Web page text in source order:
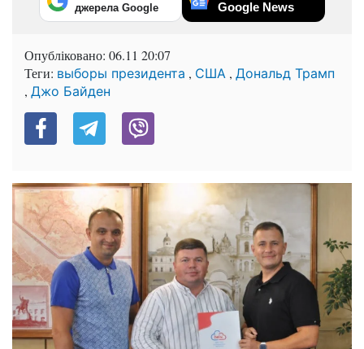
джерела Google Google News
Опубліковано: 06.11 20:07
Теги: выборы президента , США , Дональд Трамп
, Джо Байден